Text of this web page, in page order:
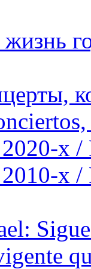
жизнь
х /
х /